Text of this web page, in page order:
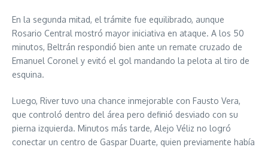
En la segunda mitad, el trámite fue equilibrado, aunque
Rosario Central mostró mayor iniciativa en ataque. A los 50
minutos, Beltrán respondió bien ante un remate cruzado de
Emanuel Coronel y evitó el gol mandando la pelota al tiro de
esquina.
Luego, River tuvo una chance inmejorable con Fausto Vera,
que controló dentro del área pero definió desviado con su
pierna izquierda. Minutos más tarde, Alejo Véliz no logró
conectar un centro de Gaspar Duarte, quien previamente había